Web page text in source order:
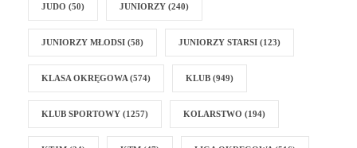
JUDO (50) JUNIORZY (240)
JUNIORZY MŁODSI (58) JUNIORZY STARSI (123)
KLASA OKRĘGOWA (574) KLUB (949)
KLUB SPORTOWY (1257) KOLARSTWO (194)